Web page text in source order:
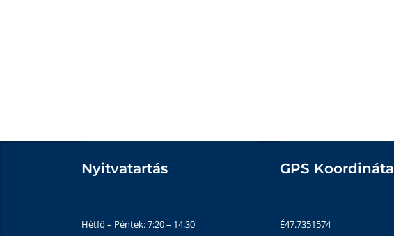
Nyitvatartás
Hétfő – Péntek: 7:20 – 14:30
GPS Koordináta
É47.7351574